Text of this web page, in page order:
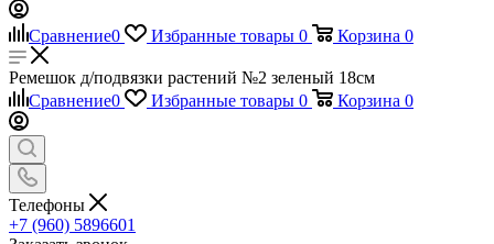
Сравнение0 Избранные товары 0 Корзина 0
Ремешок д/подвязки растений №2 зеленый 18см
Сравнение0 Избранные товары 0 Корзина 0
Телефоны
+7 (960) 5896601